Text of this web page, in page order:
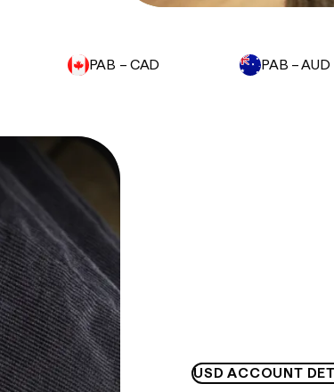
PAB – CAD PAB – AUD
USD ACCOUNT